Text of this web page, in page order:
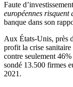
Faute
européennes risquent
banque dans son
Aux États-Unis, près
profit la crise
contre seulement
sondé 13.500 firmes
2021.